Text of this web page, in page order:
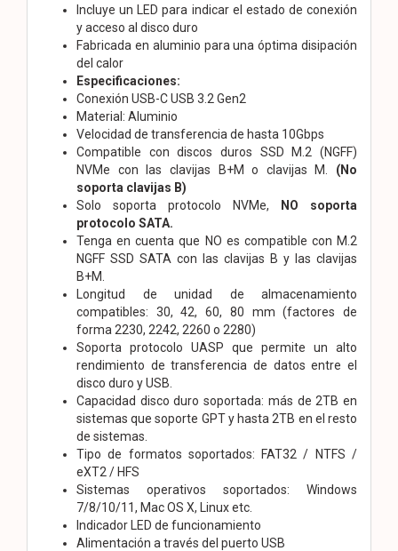
Incluye un LED para indicar el estado de conexión
y acceso al disco duro
Fabricada en aluminio para una óptima disipación
del calor
Especificaciones:
Conexión USB-C USB 3.2 Gen2
Material: Aluminio
Velocidad de transferencia de hasta 10Gbps
Compatible con discos duros SSD M.2 (NGFF)
NVMe con las clavijas B+M o clavijas M. (No
soporta clavijas B)
Solo soporta protocolo NVMe,
NO soporta
protocolo SATA.
Tenga en cuenta que NO es compatible con M.2
NGFF SSD SATA con las clavijas B y las clavijas
B+M.
Longitud de unidad de almacenamiento
compatibles: 30, 42, 60, 80 mm (factores de
forma 2230, 2242, 2260 o 2280)
Soporta protocolo UASP que permite un alto
rendimiento de transferencia de datos entre el
disco duro y USB.
Capacidad disco duro soportada: más de 2TB en
sistemas que soporte GPT y hasta 2TB en el resto
de sistemas.
Tipo de formatos soportados: FAT32 / NTFS /
eXT2 / HFS
Sistemas operativos soportados: Windows
7/8/10/11, Mac OS X, Linux etc.
Indicador LED de funcionamiento
Alimentación a través del puerto USB